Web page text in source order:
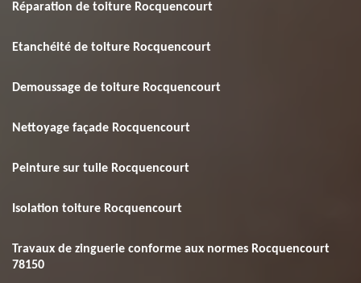
Réparation de toiture Rocquencourt
Etanchéité de toiture Rocquencourt
Demoussage de toiture Rocquencourt
Nettoyage façade Rocquencourt
Peinture sur tuile Rocquencourt
Isolation toiture Rocquencourt
Travaux de zinguerie conforme aux normes Rocquencourt
78150